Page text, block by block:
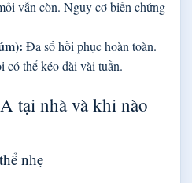
vẫn còn. Nguy cơ biến chứng
Đa số hồi phục hoàn toàn.
có thể kéo dài vài tuần.
tại nhà và khi nào
nhẹ